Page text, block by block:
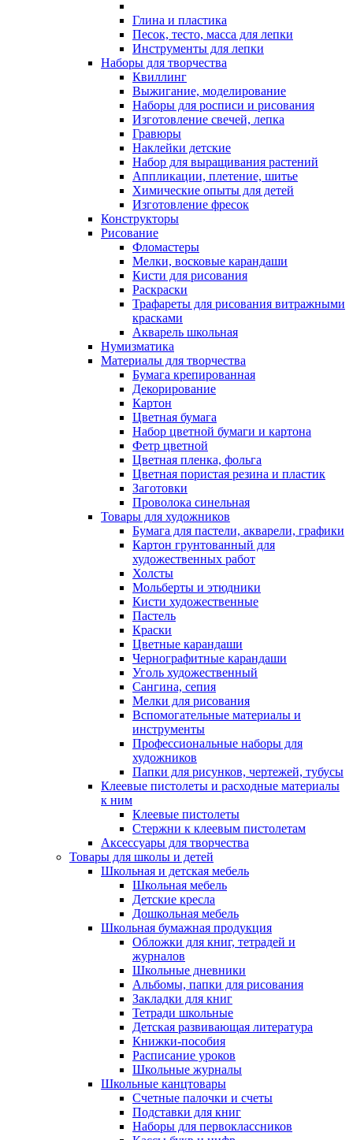
Глина и пластика
Песок, тесто, масса для лепки
Инструменты для лепки
Наборы для творчества
Квиллинг
Выжигание, моделирование
Наборы для росписи и рисования
Изготовление свечей, лепка
Гравюры
Наклейки детские
Набор для выращивания растений
Аппликации, плетение, шитье
Химические опыты для детей
Изготовление фресок
Конструкторы
Рисование
Фломастеры
Мелки, восковые карандаши
Кисти для рисования
Раскраски
Трафареты для рисования витражными
красками
Акварель школьная
Нумизматика
Материалы для творчества
Бумага крепированная
Декорирование
Картон
Цветная бумага
Набор цветной бумаги и картона
Фетр цветной
Цветная пленка, фольга
Цветная пористая резина и пластик
Заготовки
Проволока синельная
Товары для художников
Бумага для пастели, акварели, графики
Картон грунтованный для
художественных работ
Холсты
Мольберты и этюдники
Кисти художественные
Пастель
Краски
Цветные карандаши
Чернографитные карандаши
Уголь художественный
Сангина, сепия
Мелки для рисования
Вспомогательные материалы и
инструменты
Профессиональные наборы для
художников
Папки для рисунков, чертежей, тубусы
Клеевые пистолеты и расходные материалы
к ним
Клеевые пистолеты
Стержни к клеевым пистолетам
Аксессуары для творчества
Товары для школы и детей
Школьная и детская мебель
Школьная мебель
Детские кресла
Дошкольная мебель
Школьная бумажная продукция
Обложки для книг, тетрадей и
журналов
Школьные дневники
Альбомы, папки для рисования
Закладки для книг
Тетради школьные
Детская развивающая литература
Книжки-пособия
Расписание уроков
Школьные журналы
Школьные канцтовары
Счетные палочки и счеты
Подставки для книг
Наборы для первоклассников